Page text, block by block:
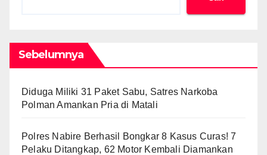
Sebelumnya
Diduga Miliki 31 Paket Sabu, Satres Narkoba
Polman Amankan Pria di Matali
Polres Nabire Berhasil Bongkar 8 Kasus Curas! 7
Pelaku Ditangkap, 62 Motor Kembali Diamankan